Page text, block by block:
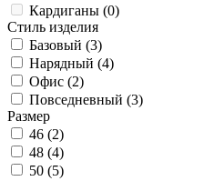
Кардиганы (0)
Стиль изделия
Базовый (3)
Нарядный (4)
Офис (2)
Повседневный (3)
Размер
46 (2)
48 (4)
50 (5)